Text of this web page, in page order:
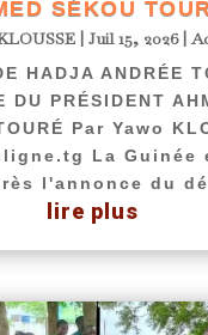
SÉKOU
| Juil 15, 2026|
HADJA ANDRÉE
DU PRÉSIDENT
Par Yawo
La Guinée
l'annonce du
lire plus